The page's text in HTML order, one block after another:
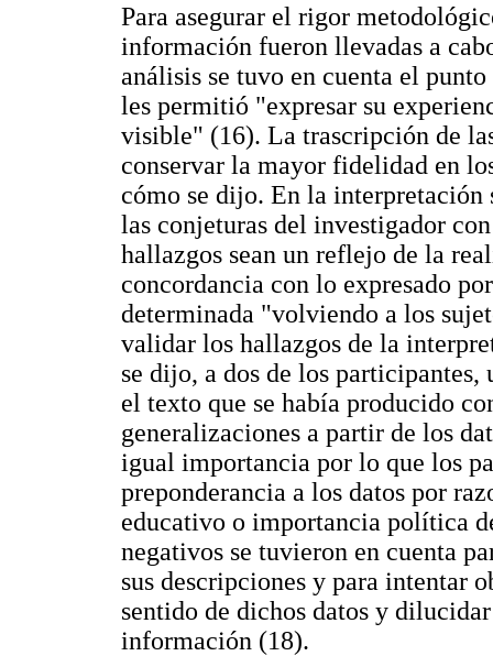
Para asegurar el rigor
información fueron llevadas a
análisis se tuvo en cuenta el
les permitió "expresar su
visible" (16). La trascripción de
conservar la mayor fidelidad en
cómo se dijo. En la interpretación
las conjeturas del investigador
hallazgos sean un reflejo de la
concordancia con lo expresado
determinada "volviendo a los
validar los hallazgos de la
se dijo, a dos de los participantes,
el texto que se había producido
generalizaciones a partir de los
igual importancia por lo que los
preponderancia a los datos por
educativo o importancia política
negativos se tuvieron en cuenta
sus descripciones y para intentar
sentido de dichos datos y
información (18).